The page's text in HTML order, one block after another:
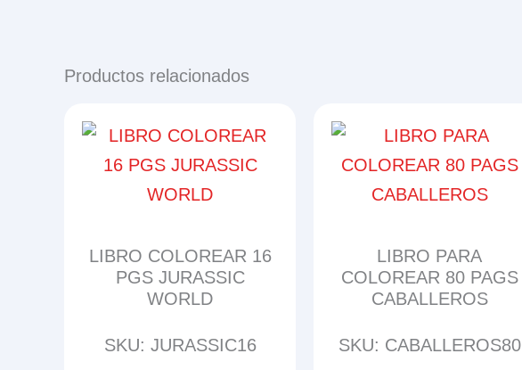
Productos relacionados
LIBRO COLOREAR 16
PGS JURASSIC
WORLD
SKU: JURASSIC16
LIBRO PARA
COLOREAR 80 PAGS
CABALLEROS
SKU: CABALLEROS80